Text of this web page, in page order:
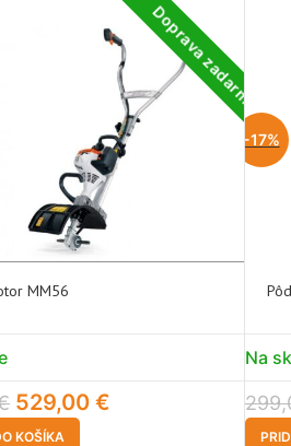
Doprava zadarmo
MM56
529,00 €
KOŠÍKA
-17%
Na